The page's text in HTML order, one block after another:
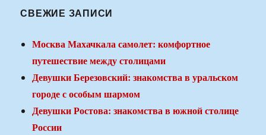
СВЕЖИЕ ЗАПИСИ
Москва Махачкала самолет: комфортное
путешествие между столицами
Девушки Березовский: знакомства в уральском
городе с особым шармом
Девушки Ростова: знакомства в южной столице
России